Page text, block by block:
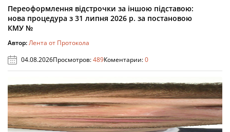
Переоформлення відстрочки за іншою підставою:
нова процедура з 31 липня 2026 р. за постановою
КМУ №
Автор:Лента от Протокола
04.08.2026Просмотров:489Коментарии:0